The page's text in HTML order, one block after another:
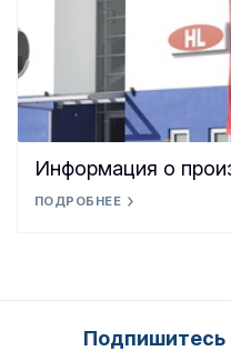
Информация о
ПОДРОБНЕЕ
Подпишитесь